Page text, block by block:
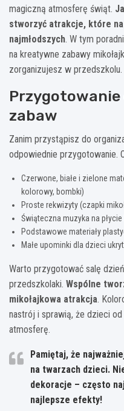
magiczną atmosferę świąt.
stworzyć atrakcje, które
najmłodszych. W tym
na kreatywne zabawy
zorganizujesz w przedszkolu.
Przygotowanie
zabaw
Zanim przystąpisz do
odpowiednie przygotowanie.
Czerwone, białe i zielone
kolorowy, bombki)
Proste rekwizyty (czapki
Świąteczna muzyka na
Podstawowe materiały
Małe upominki dla dzieci
Warto przygotować salę
przedszkolaki. Wspólne
mikołajkowa atrakcja.
nastrój i sprawią, że dzieci
atmosferę.
Pamiętaj, że
na twarzach dzieci.
dekoracje – często
najlepsze efekty!